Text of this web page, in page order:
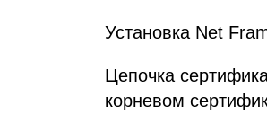
Установка Net
Цепочка
корневом